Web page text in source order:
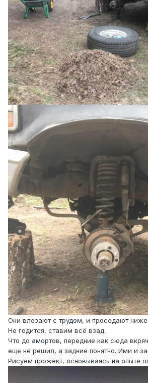
Они влезают с трудом, и проседают
Не годится, ставим всё взад.
Что до амортов, передние как сюда
еще не решил, а задние понятно. Ими и
Рисуем прожект, основываясь на опыте